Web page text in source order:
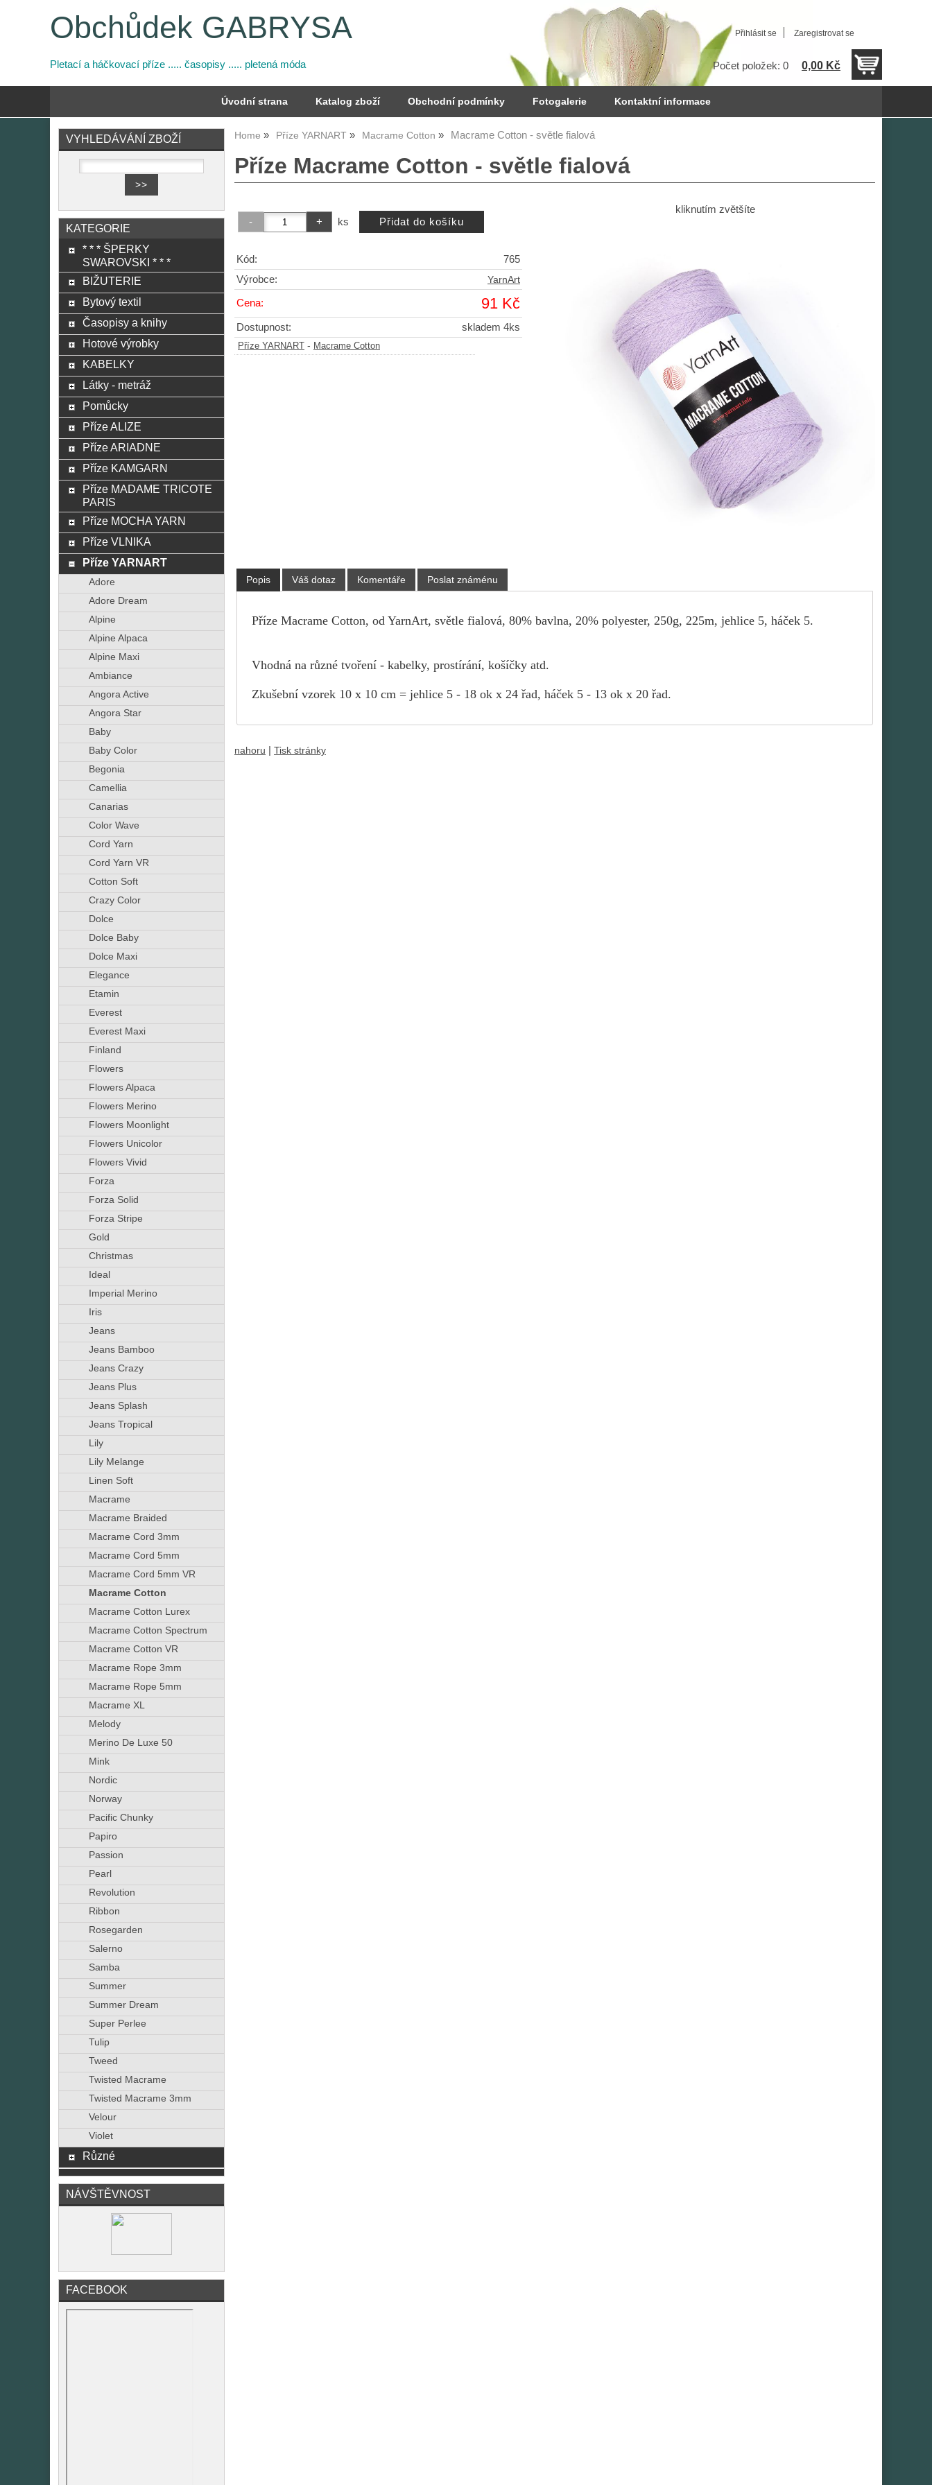
Přihlásit se Zaregistrovat se
Počet položek: 0 0,00 Kč
Obchůdek GABRYSA
Pletací a háčkovací příze ..... časopisy ..... pletená móda
Úvodní strana Katalog zboží Obchodní podmínky Fotogalerie Kontaktní informace
Home Příze YARNART Macrame Cotton Macrame Cotton - světle fialová
Příze Macrame Cotton - světle fialová
kliknutím zvětšíte
ks
Kód:
765
Výrobce:
YarnArt
Cena: 91 Kč
Dostupnost: skladem 4ks
Příze YARNART - Macrame Cotton
Popis Váš dotaz Komentáře Poslat známénu
Příze Macrame Cotton, od YarnArt, světle fialová, 80% bavlna, 20% polyester, 250g, 225m, jehlice 5, háček 5.
Vhodná na různé tvoření - kabelky, prostírání, košíčky atd.
Zkušební vzorek 10 x 10 cm = jehlice 5 - 18 ok x 24 řad, háček 5 - 13 ok x 20 řad.
nahoru Tisk stránky
VYHLEDÁVÁNÍ ZBOŽÍ
KATEGORIE
* * * ŠPERKY
SWAROVSKI * * *
BIŽUTERIE
Bytový textil
Časopisy a knihy
Hotové výrobky
KABELKY
Látky - metráž
Pomůcky
Příze ALIZE
Příze ARIADNE
Příze KAMGARN
Příze MADAME TRICOTE
PARIS
Příze MOCHA YARN
Příze VLNIKA
Příze YARNART
Adore
Adore Dream
Alpine
Alpine Alpaca
Alpine Maxi
Ambiance
Angora Active
Angora Star
Baby
Baby Color
Begonia
Camellia
Canarias
Color Wave
Cord Yarn
Cord Yarn VR
Cotton Soft
Crazy Color
Dolce
Dolce Baby
Dolce Maxi
Elegance
Etamin
Everest
Everest Maxi
Finland
Flowers
Flowers Alpaca
Flowers Merino
Flowers Moonlight
Flowers Unicolor
Flowers Vivid
Forza
Forza Solid
Forza Stripe
Gold
Christmas
Ideal
Imperial Merino
Iris
Jeans
Jeans Bamboo
Jeans Crazy
Jeans Plus
Jeans Splash
Jeans Tropical
Lily
Lily Melange
Linen Soft
Macrame
Macrame Braided
Macrame Cord 3mm
Macrame Cord 5mm
Macrame Cord 5mm VR
Macrame Cotton
Macrame Cotton Lurex
Macrame Cotton Spectrum
Macrame Cotton VR
Macrame Rope 3mm
Macrame Rope 5mm
Macrame XL
Melody
Merino De Luxe 50
Mink
Nordic
Norway
Pacific Chunky
Papiro
Passion
Pearl
Revolution
Ribbon
Rosegarden
Salerno
Samba
Summer
Summer Dream
Super Perlee
Tulip
Tweed
Twisted Macrame
Twisted Macrame 3mm
Velour
Violet
Různé
NÁVŠTĚVNOST
FACEBOOK